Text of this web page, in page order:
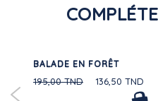
BALADE EN FORÊT
136,50 TND
195,00 TND